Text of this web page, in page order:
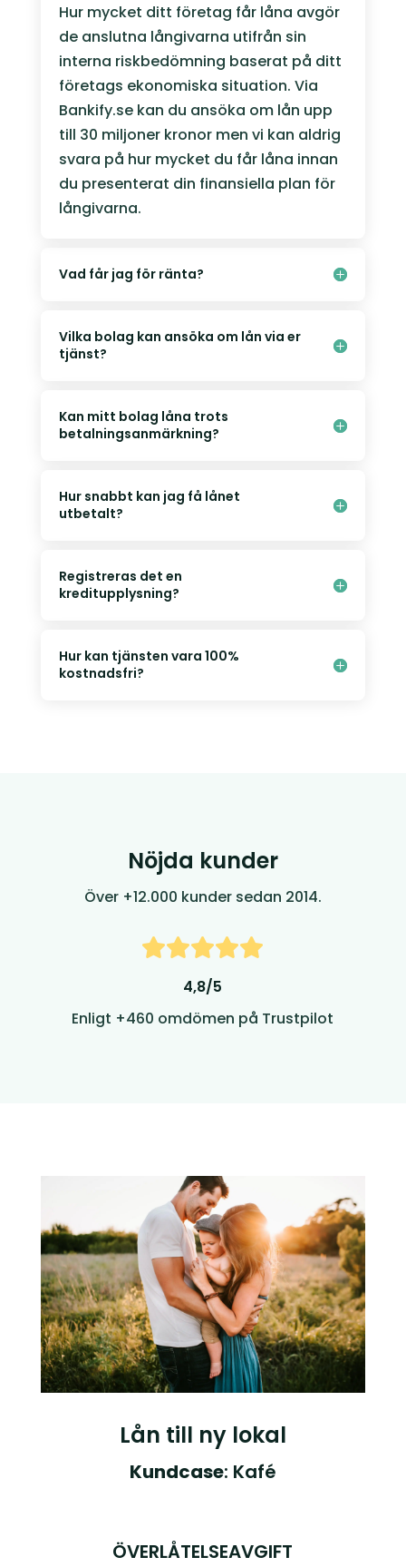
Hur mycket ditt företag får låna avgör
de anslutna långivarna utifrån sin
interna riskbedömning baserat på ditt
företags ekonomiska situation. Via
Bankify.se kan du ansöka om lån upp
till 30 miljoner kronor men vi kan aldrig
svara på hur mycket du får låna innan
du presenterat din finansiella plan för
långivarna.
Vad får jag för ränta?
Vilka bolag kan ansöka om lån via er
tjänst?
Kan mitt bolag låna trots
betalningsanmärkning?
Hur snabbt kan jag få lånet
utbetalt?
Registreras det en
kreditupplysning?
Hur kan tjänsten vara 100%
kostnadsfri?
Nöjda kunder
Över +12.000 kunder sedan 2014.
4,8/5
Enligt +460 omdömen på Trustpilot
Lån till ny lokal
Kundcase: Kafé
ÖVERLÅTELSEAVGIFT